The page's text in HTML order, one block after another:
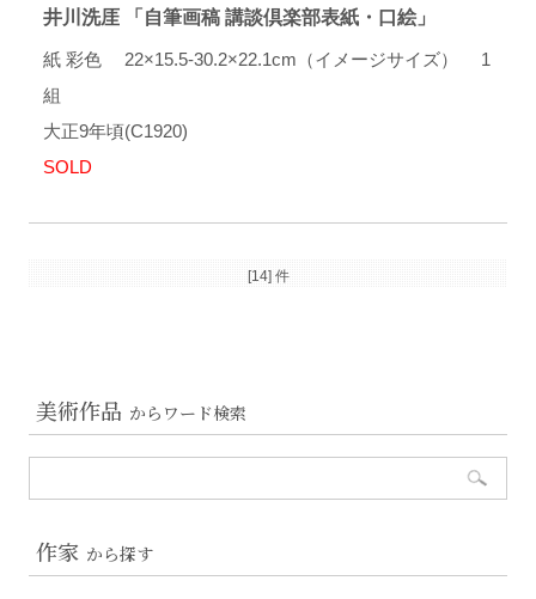
井川洗厓 「自筆画稿 講談倶楽部表紙・口絵」
紙 彩色 22×15.5-30.2×22.1cm（イメージサイズ） 1
組
大正9年頃(C1920)
SOLD
[14] 件
美術作品 からワード検索
作家 から探す